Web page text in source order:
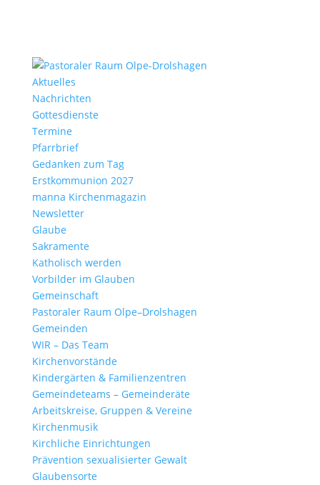
Aktu­elles
Nach­richten
Gottes­dienste
Termine
Pfarr­brief
Gedanken zum Tag
Erst­kom­mu­nion 2027
manna Kirchen­ma­gazin
News­letter
Glaube
Sakra­mente
Katho­lisch werden
Vorbilder im Glauben
Gemein­schaft
Pasto­raler Raum Olpe–Drolshagen
Gemeinden
WIR – Das Team
Kirchen­vor­stände
Kinder­gärten & Familienzentren
Gemein­de­teams – Gemeinderäte
Arbeits­kreise, Gruppen & Vereine
Kirchen­musik
Kirch­liche Einrichtungen
Präven­tion sexua­li­sierter Gewalt
Glau­ben­s­orte